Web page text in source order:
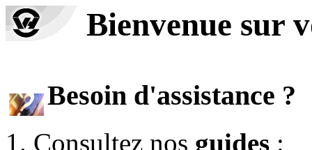
Bienvenue sur
Besoin d'assistance ?
Consultez nos guides :